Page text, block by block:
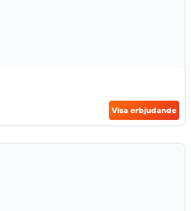
Visa erbjudande